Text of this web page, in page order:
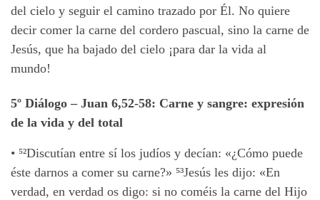
del cielo y seguir el camino trazado por Él. No quiere
decir comer la carne del cordero pascual, sino la carne de
Jesús, que ha bajado del cielo ¡para dar la vida al
mundo!
5º Diálogo– Juan 6,52-58: Carne y sangre: expresión
de la vida y del total
• ⁵²Discutían entre sí los judíos y decían: «¿Cómo puede
éste darnos a comer su carne?» ⁵³Jesús les dijo: «En
verdad, en verdad os digo: si no coméis la carne del Hijo